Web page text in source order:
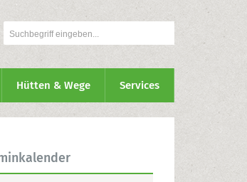
Hütten & Wege Services